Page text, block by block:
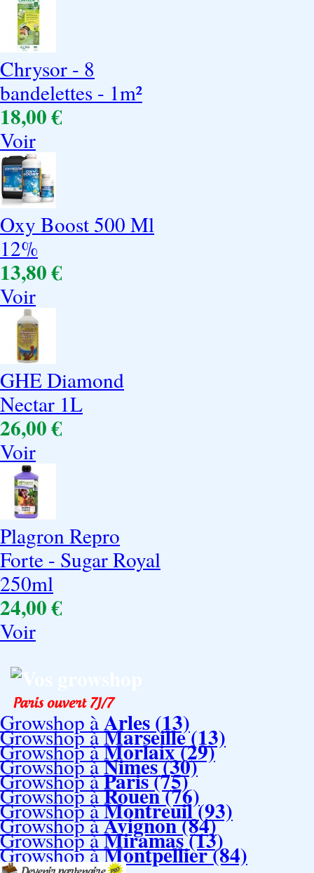
Chrysor - 8
bandelettes - 1m²
18,00 €
Voir
Oxy Boost 500 Ml
12%
13,80 €
Voir
GHE Diamond
Nectar 1L
26,00 €
Voir
Plagron Repro
Forte - Sugar Royal
250ml
24,00 €
Voir
Growshop àArles (13)
Growshop àMarseille (13)
Growshop àMorlaix (29)
Growshop àNimes (30)
Growshop àParis (75)
Growshop àRouen (76)
Growshop àMontreuil (93)
Growshop àAvignon (84)
Growshop àMiramas (13)
Growshop àMontpellier (84)